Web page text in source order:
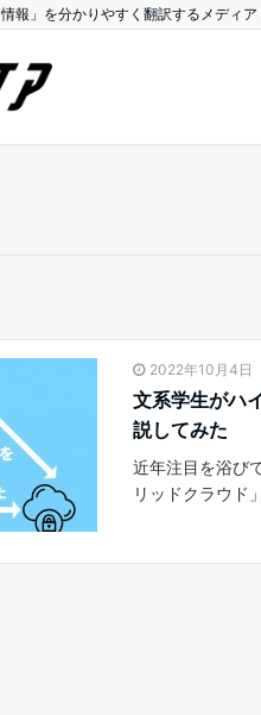
報」を分かりやすく翻訳するメディア
2022年10月4日
文系学生がハ
説してみた
近年注目を浴び
リッドクラウド